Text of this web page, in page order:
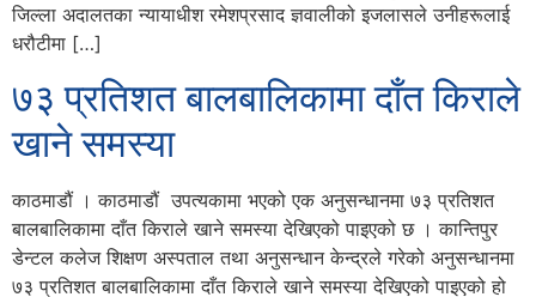
जिल्ला अदालतका न्यायाधीश रमेशप्रसाद ज्ञवालीको इजलासले उनीहरूलाई
धरौटीमा […]
७३ प्रतिशत बालबालिकामा दाँत किराले
खाने समस्या
काठमाडौं । काठमाडौं उपत्यकामा भएको एक अनुसन्धानमा ७३ प्रतिशत
बालबालिकामा दाँत किराले खाने समस्या देखिएको पाइएको छ । कान्तिपुर
डेन्टल कलेज शिक्षण अस्पताल तथा अनुसन्धान केन्द्रले गरेको अनुसन्धानमा
७३ प्रतिशत बालबालिकामा दाँत किराले खाने समस्या देखिएको पाइएको हो